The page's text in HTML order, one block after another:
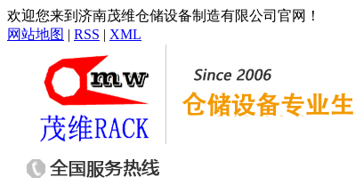
欢迎您来到济南茂维仓储设备制造有限公司官网！
网站地图 | RSS | XML